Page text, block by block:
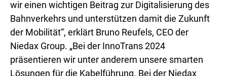
wir einen wichtigen Beitrag zur Digitalisierung des
Bahnverkehrs und unterstützen damit die Zukunft
der Mobilität“, erklärt Bruno Reufels, CEO der
Niedax Group. „Bei der InnoTrans 2024
präsentieren wir unter anderem unsere smarten
Lösungen für die Kabelführung. Bei der Niedax